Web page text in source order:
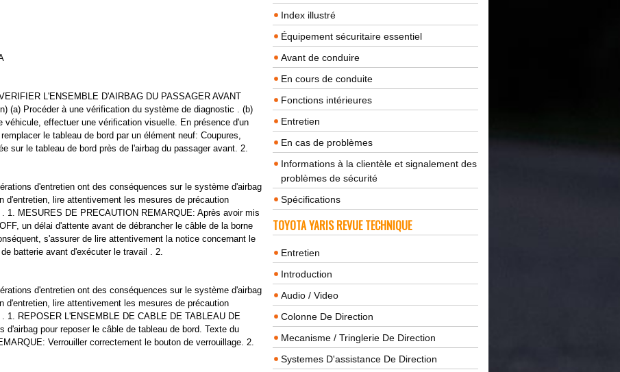
L'ENSEMBLE D'AIRBAG DU PASSAGER AVANT
(a) Procéder à une vérification du système de diagnostic . (b)
véhicule, effectuer une vérification visuelle. En présence d'un
le tableau de bord par un élément neuf: Coupures,
sur le tableau de bord près de l'airbag du passager avant. 2.
d'entretien ont des conséquences sur le système d'airbag
d'entretien, lire attentivement les mesures de précaution
1. MESURES DE PRECAUTION REMARQUE: Après avoir mis
un délai d'attente avant de débrancher le câble de la borne
s'assurer de lire attentivement la notice concernant le
batterie avant d'exécuter le travail . 2.
d'entretien ont des conséquences sur le système d'airbag
d'entretien, lire attentivement les mesures de précaution
1. REPOSER L'ENSEMBLE DE CABLE DE TABLEAU DE
d'airbag pour reposer le câble de tableau de bord. Texte du
Verrouiller correctement le bouton de verrouillage. 2.
Index illustré
Équipement sécuritaire essentiel
Avant de conduire
En cours de conduite
Fonctions intérieures
Entretien
En cas de problèmes
Informations à la clientèle et signalement des
problèmes de sécurité
Spécifications
TOYOTA YARIS REVUE TECHNIQUE
Entretien
Introduction
Audio / Video
Colonne De Direction
Mecanisme / Tringlerie De Direction
Systemes D'assistance De Direction